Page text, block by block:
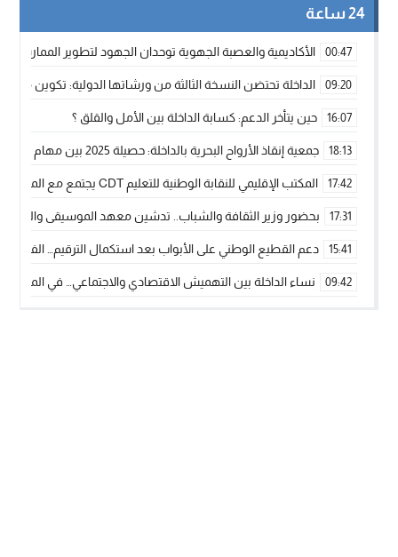
24 ساعة
00:47 الأكاديمية والعصبة الجهوية توحدان الجهود لتطوير الممارسة
09:20 الداخلة تحتضن النسخة الثالثة من ورشاتها الدولية: تكوين
16:07 حين يتأخر الدعم: كسابة الداخلة بين الأمل والقلق ؟
18:13 جمعية إنقاذ الأرواح البحرية بالداخلة: حصيلة 2025 بين مهام الإنقاذ ومشروع “دار البحار”
17:42 المكتب الإقليمي للنقابة الوطنية للتعليم CDT يجتمع مع المدير الإقليمي لمناقشة ملفات جوهرية لنساء ورجال التعليم
17:31 بحضور وزير الثقافة والشباب.. تدشين معهد الموسيقى والفنون
15:41 دعم القطيع الوطني على الأبواب بعد استكمال الترقيم…
09:42 نساء الداخلة بين التهميش الاقتصادي والاجتماعي… في المؤسسات